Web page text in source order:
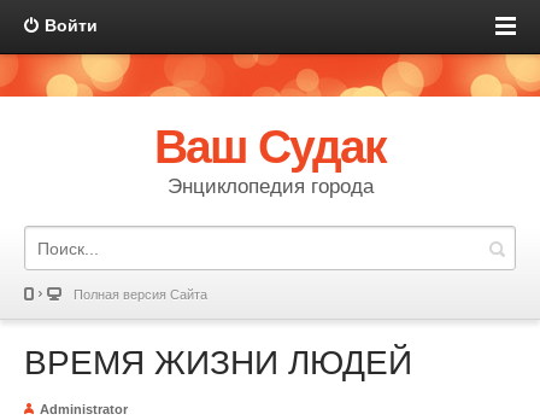
Войти
Ваш Судак
Энциклопедия города
Полная версия Сайта
ВРЕМЯ ЖИЗНИ ЛЮДЕЙ
Administrator